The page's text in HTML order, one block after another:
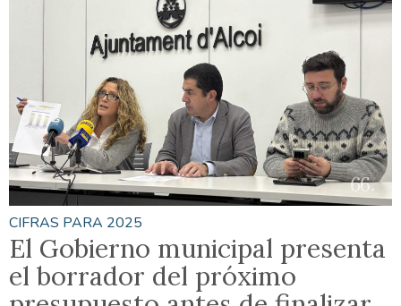
CIFRAS PARA 2025
El Gobierno municipal presenta
el borrador del próximo